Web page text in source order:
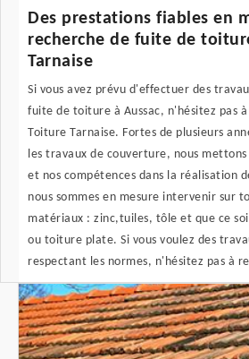
Des prestations fiables en
recherche de fuite de
Tarnaise
Si vous avez prévu d'effectuer des
fuite de toiture à Aussac, n'hésitez pas
Toiture Tarnaise. Fortes de plusieurs
les travaux de couverture, nous
et nos compétences dans la réalisation
nous sommes en mesure intervenir sur
matériaux : zinc,tuiles, tôle et que ce
ou toiture plate. Si vous voulez des
respectant les normes, n'hésitez pas à